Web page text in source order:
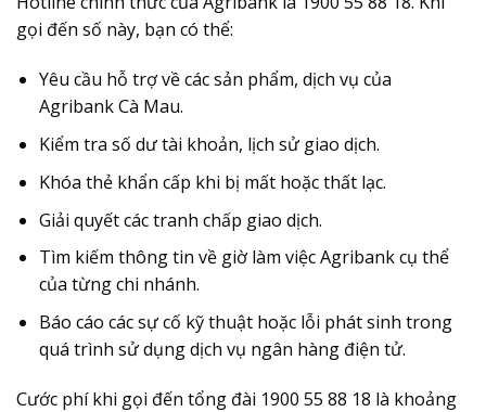
gọi đến số này, bạn có thể:
Yêu cầu hỗ trợ về các sản phẩm, dịch vụ của
Agribank Cà Mau.
Kiểm tra số dư tài khoản, lịch sử giao dịch.
Khóa thẻ khẩn cấp khi bị mất hoặc thất lạc.
Giải quyết các tranh chấp giao dịch.
Tìm kiếm thông tin về giờ làm việc Agribank cụ thể
của từng chi nhánh.
Báo cáo các sự cố kỹ thuật hoặc lỗi phát sinh trong
quá trình sử dụng dịch vụ ngân hàng điện tử.
Cước phí khi gọi đến tổng đài 1900 55 88 18 là khoảng